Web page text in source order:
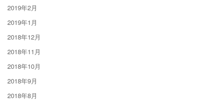
2019年2月
2019年1月
2018年12月
2018年11月
2018年10月
2018年9月
2018年8月